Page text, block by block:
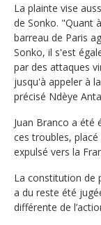
La plainte vise
de Sonko. "Quant
barreau de Paris
Sonko, il s'est
par des attaques
jusqu'à appeler à
précisé Ndèye
Juan Branco a été
ces troubles,
expulsé vers la
La constitution de
a du reste été
différente de